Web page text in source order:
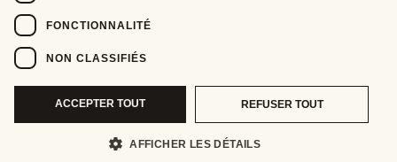
FONCTIONNALITÉ
NON CLASSIFIÉS
ACCEPTER TOUT REFUSER TOUT
AFFICHER LES DÉTAILS